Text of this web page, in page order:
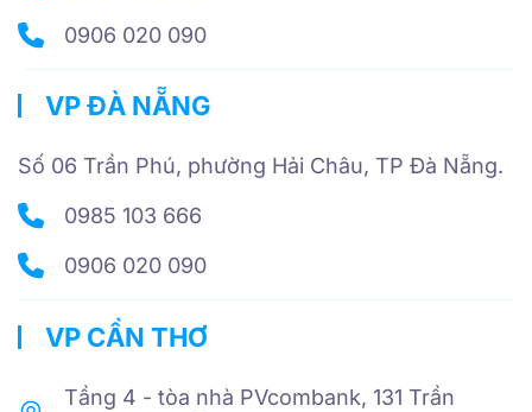
0906 020 090
VP ĐÀ NẴNG
Số 06 Trần Phú, phường Hải Châu, TP Đà Nẵng.
0985 103 666
0906 020 090
VP CẦN THƠ
Tầng 4 - tòa nhà PVcombank, 131 Trần